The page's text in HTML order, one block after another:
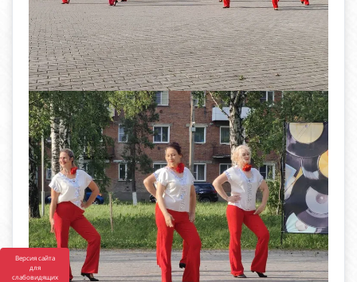
Версия сайта
для
слабовидящих